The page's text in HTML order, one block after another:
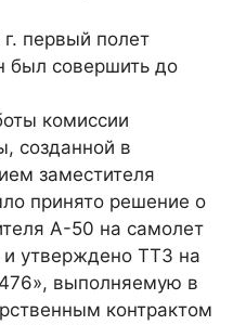
первый полет
был совершить до
комиссии
созданной в
заместителя
принято решение о
А-50 на самолет
утверждено ТТЗ на
выполняемую в
контрактом